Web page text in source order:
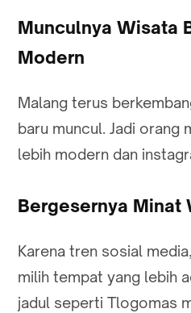
Munculnya Wisata
Modern
Malang terus
baru muncul. Jadi orang
lebih modern dan
Bergesernya Minat
Karena tren sosial
milih tempat yang lebih
jadul seperti Tlogomas